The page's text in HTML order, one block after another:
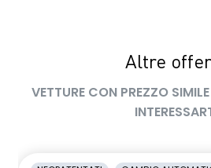
Altre
VETTURE CON PREZZO